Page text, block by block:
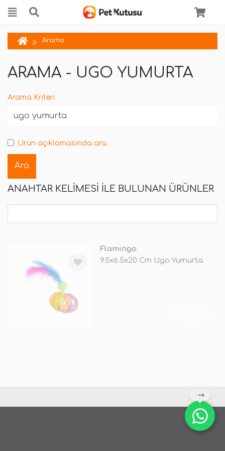
Arama
ARAMA - UGO YUMURTA
Arama Kriteri
Ürün açıklamasında ara.
ANAHTAR KELIMESI ILE BULUNAN ÜRÜNLER
Flamingo
9.5x6.5x20 Cm Ugo Yumurta